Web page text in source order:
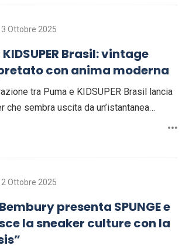
Ottobre 2025
Brasil: vintage
con anima moderna
tra Puma e KIDSUPER Brasil lancia
che sembra uscita da un’istantanea…
Ottobre 2025
presenta SPUNGE e
la sneaker culture con la